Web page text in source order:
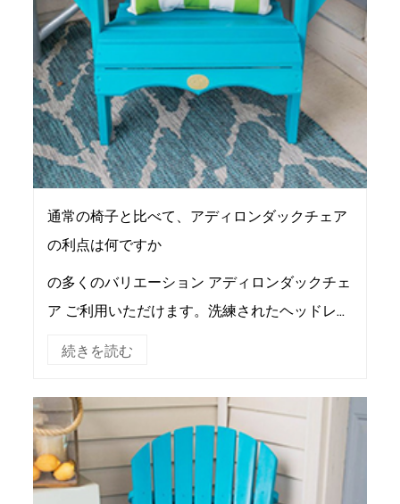
通常の椅子と比べて、アディロンダックチェア
の利点は何ですか
の多くのバリエーション アディロンダックチェ
ア ご利用いただけます。洗練されたヘッドレス
ト、フットエクステンション、カップホルダー
用意して...
続きを読む